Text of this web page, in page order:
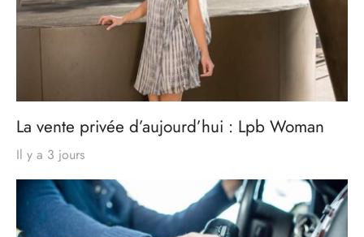
La vente privée d’aujourd’hui : Lpb Woman
Il y a 3 jours